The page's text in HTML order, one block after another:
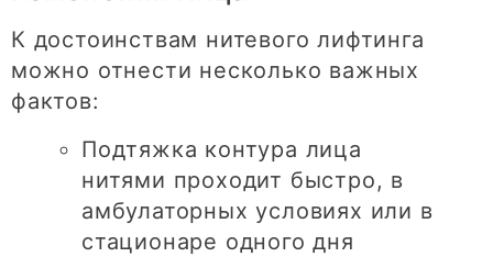
К достоинствам нитевого лифтинга
можно отнести несколько важных
фактов:
Подтяжка контура лица
нитями проходит быстро, в
амбулаторных условиях или в
стационаре одного дня